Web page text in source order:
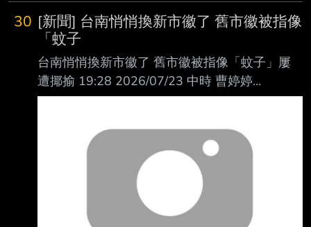
崎區，更多達5個月出生人數掛零，僅4月打破鴨
蛋，迎來1名新生兒，生育 率直直落同時，上半
年死亡人數8405人，死亡人口為出生人口的
2.76倍，「生不如死」態 勢愈來愈嚴峻。 台南
市人口統計至6月為184萬8108人，早已跌破
迷，多名議員
30 [新聞] 台南悄悄換新市徽了 舊市徽被指像
「蚊子
台南悄悄換新市徽了 舊市徽被指像「蚊子」屢
遭揶揄 19:28 2026/07/23 中時 曹婷婷
https://images.chinatimes.com/newsphoto/202
政府近來更換新市徽。（台南市政府提供／曹婷
婷台南傳真）
https://images.chinatimes.com/newsphoto/202
6-07-23/1024/20260723004247.jpg 台南原
來的市徽曾因造型太像蚊子，被網友惡搞，就連